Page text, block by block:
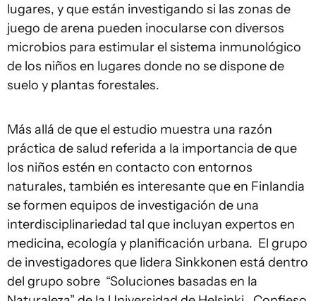
lugares, y que están investigando si las zonas de
juego de arena pueden inocularse con diversos
microbios para estimular el sistema inmunológico
de los niños en lugares donde no se dispone de
suelo y plantas forestales.
Más allá de que el estudio muestra una razón
práctica de salud referida a la importancia de que
los niños estén en contacto con entornos
naturales, también es interesante que en Finlandia
se formen equipos de investigación de una
interdisciplinariedad tal que incluyan expertos en
medicina, ecología y planificación urbana. El grupo
de investigadores que lidera Sinkkonen está dentro
del grupo sobre “Soluciones basadas en la